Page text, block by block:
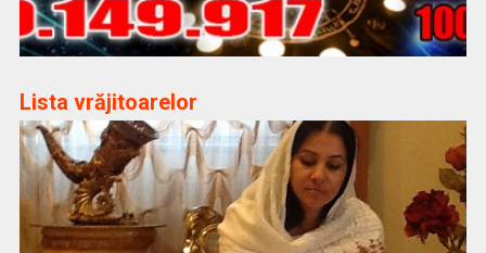
Lista vrăjitoarelor